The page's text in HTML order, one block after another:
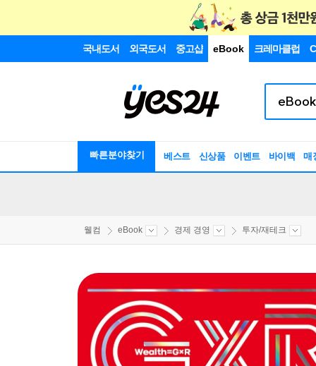
국내도서 외국도서 중고샵 eBook 크레마클럽
빠른분야찾기 베스트 신상품 이벤트 바이백 매
웰컴 eBook 경제 경영 투자/재테크